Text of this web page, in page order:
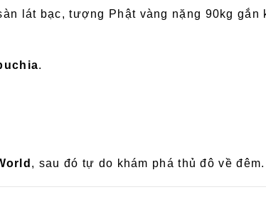
lát bạc, tượng Phật vàng nặng 90kg
.
, sau đó tự do khám phá thủ đô về đêm.